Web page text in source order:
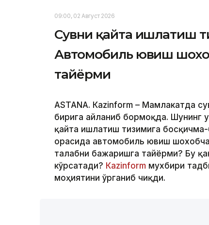
09:00, 02 Август 2026
Сувни қайта ишлатиш
Автомобиль ювиш
тайёрми
ASTANА. Кazinform – Мамлакатда
бирига айланиб бормоқда. Шунинг
қайта ишлатиш тизимига
орасида автомобиль ювиш
талабни бажаришга тайёрми? Бу
кўрсатади? Кazinform мухбири
моҳиятини ўрганиб чиқди.